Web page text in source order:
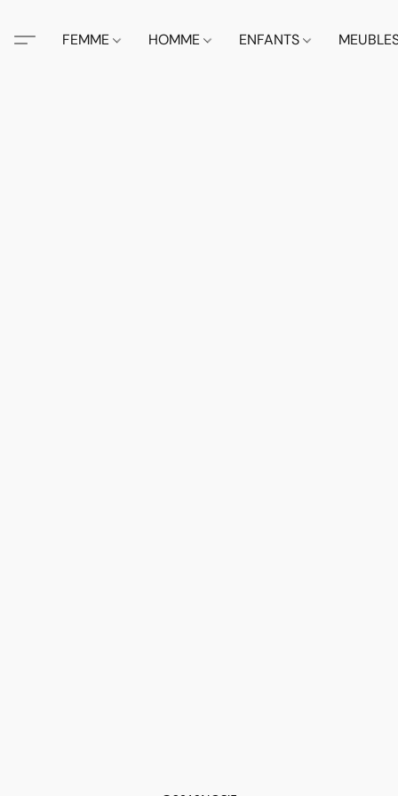
FEMME HOMME ENFANTS